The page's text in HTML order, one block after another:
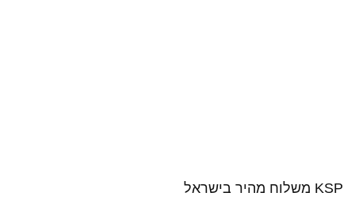
KSP משלוח מהיר בישראל